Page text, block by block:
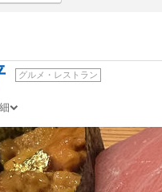
グルメ・レストラン